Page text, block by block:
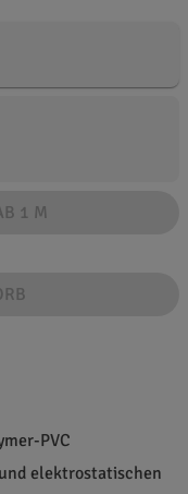
1 M
PVC
elektrostatischen